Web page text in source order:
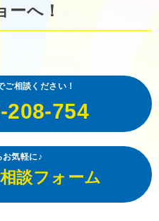
ーへ！
ご相談ください！
754
お気軽に♪
談フォーム